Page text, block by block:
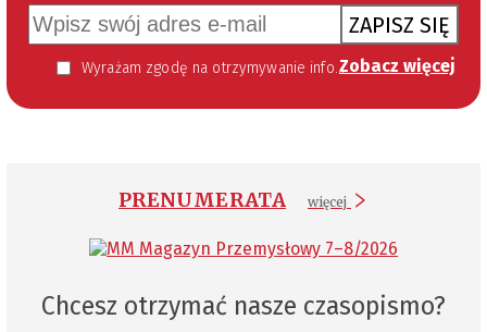
ZAPISZ SIĘ
Wyrażam zgodę na otrzymywanie informacji handlowej kierowanej do mnie za pomocą środków komunikacji elektronicznej w szczególności poczty elektronicznej zgodnie z przepisem art. 10 ust 2 ustawy z dnia 18 lipca 2002 roku o świadczeniu usług drogą elektroniczną (Dz. U. 144 z 2002 r. poz. 1204). Zgoda jest dobrowolna, jednak jej wyrażenie jest konieczne, aby otrzymywać newsletter. Zobacz więcej
PRENUMERATA więcej
Chcesz otrzymać nasze czasopismo?